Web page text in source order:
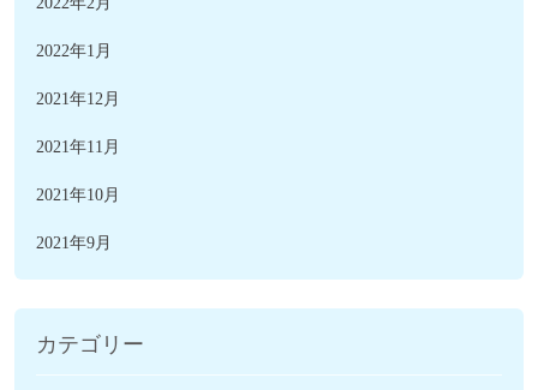
2022年1月
2021年12月
2021年11月
2021年10月
2021年9月
カテゴリー